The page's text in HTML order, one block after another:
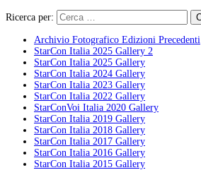
Ricerca per:
Archivio Fotografico Edizioni Precedenti
StarCon Italia 2025 Gallery 2
StarCon Italia 2025 Gallery
StarCon Italia 2024 Gallery
StarCon Italia 2023 Gallery
StarCon Italia 2022 Gallery
StarConVoi Italia 2020 Gallery
StarCon Italia 2019 Gallery
StarCon Italia 2018 Gallery
StarCon Italia 2017 Gallery
StarCon Italia 2016 Gallery
StarCon Italia 2015 Gallery